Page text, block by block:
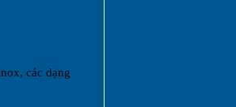
các dạng